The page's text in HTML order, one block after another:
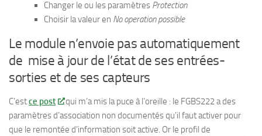
Changer le ou les paramètres Protection
Choisir la valeur en No operation possible
Le module n’envoie pas automatiquement
de mise à jour de l’état de ses entrées-
sorties et de ses capteurs
C’estce post
qui m’a mis la puce à l’oreille : le FGBS222 a des
paramètres d’association non documentés qu’il faut activer pour
que le remontée d’information soit active. Or le profil de